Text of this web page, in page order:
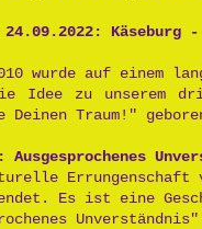
24.09.2022: Käseburg -
wurde auf einem
Idee zu unserem
Deinen Traum!"
Errungenschaft
Es ist eine